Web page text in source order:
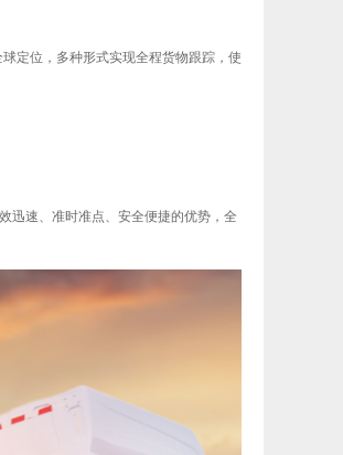
定位，多种形式实现全程货物跟踪，使
迅速、准时准点、安全便捷的优势，全